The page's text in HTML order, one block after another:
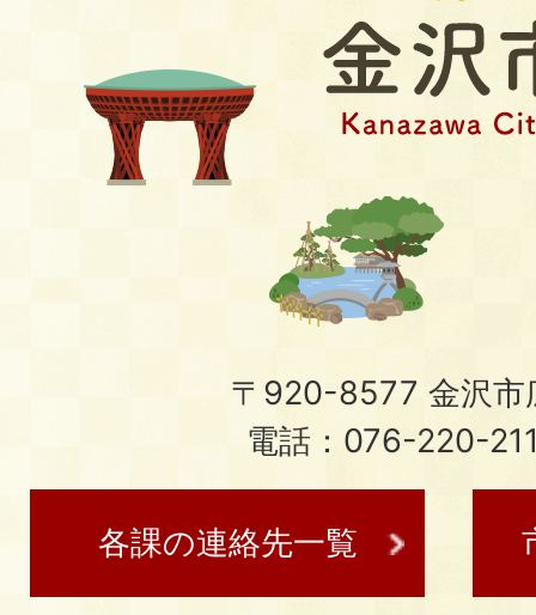
〒920-8577 金沢市
電話：076-220-
各課の連絡先一覧